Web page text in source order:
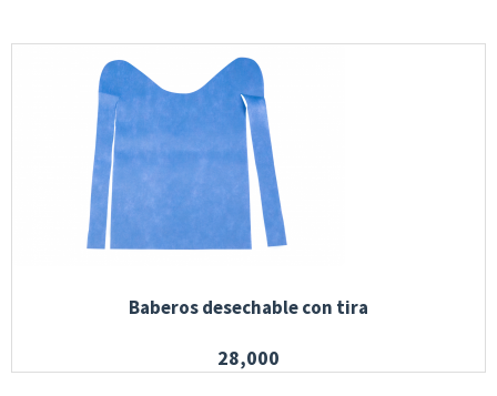
Baberos desechable con tira
28,000